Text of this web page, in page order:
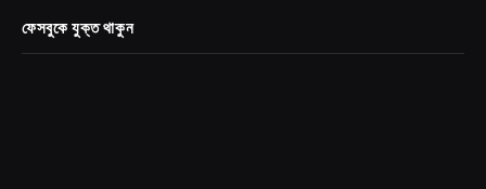
ফেসবুকে যুক্ত থাকুন